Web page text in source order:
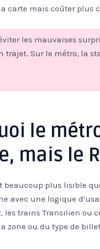
carte mais coûter plus
les mauvaises
trajet. Sur le métro, la
le
mais le
beaucoup plus lisible
avec une logique
les trains Transilien ou
zone ou du type de